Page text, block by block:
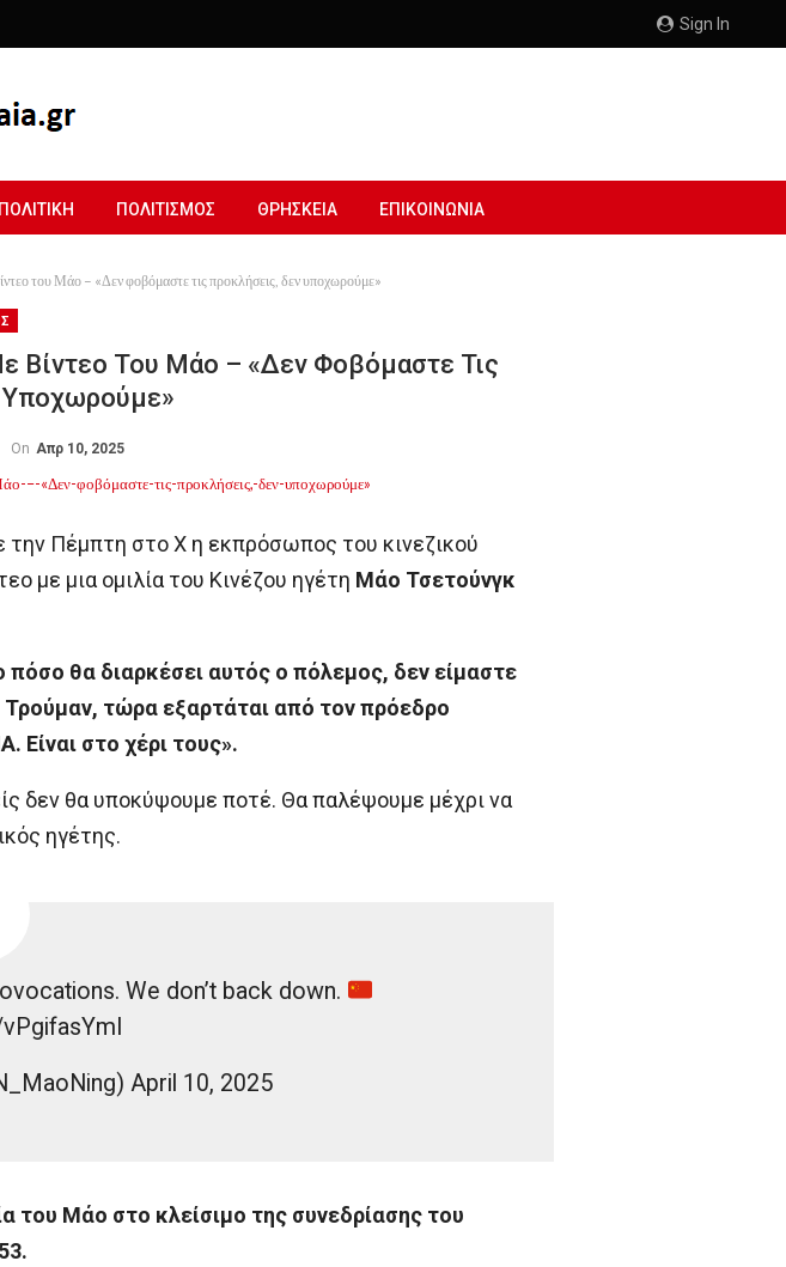
Sign In
ΠΟΛΙΤΙΚΗ ΠΟΛΙΤΙΣΜΟΣ ΘΡΗΣΚΕΙΑ ΕΠΙΚΟΙΝΩΝΙΑ
του Μάο – «Δεν φοβόμαστε τις προκλήσεις, δεν υποχωρούμε»
Βίντεο Του Μάο – «Δεν Φοβόμαστε Τις
Υποχωρούμε»
On Απρ 10, 2025
Πέμπτη στο Χ η εκπρόσωπος του κινεζικού
με μια ομιλία του Κινέζου ηγέτη Μάο Τσετούνγκ
θα διαρκέσει αυτός ο πόλεμος, δεν είμαστε
τώρα εξαρτάται από τον πρόεδρο
Είναι στο χέρι τους».
δεν θα υποκύψουμε ποτέ. Θα παλέψουμε μέχρι να
ηγέτης.
We don’t back down.
April 10, 2025
του Μάο στο κλείσιμο της συνεδρίασης του